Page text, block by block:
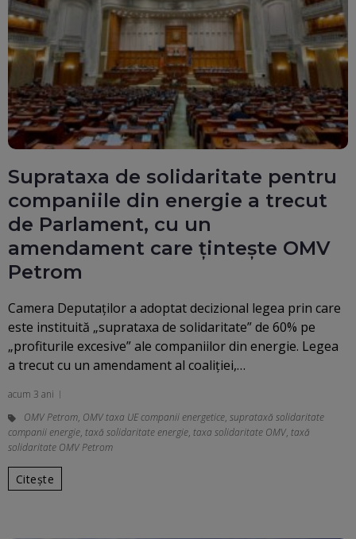
Suprataxa de solidaritate pentru
companiile din energie a trecut
de Parlament, cu un
amendament care țintește OMV
Petrom
Camera Deputaților a adoptat decizional legea prin care
este instituită „suprataxa de solidaritate” de 60% pe
„profiturile excesive” ale companiilor din energie. Legea
a trecut cu un amendament al coaliției,…
acum 3 ani
OMV Petrom, OMV taxa UE companii energetice, suprataxă solidaritate
companii energie, taxă solidaritate energie, taxa solidaritate OMV, taxă
solidaritate OMV Petrom
Citește